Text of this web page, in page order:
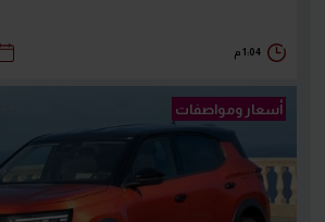
1:04 م
أسعار ومواصفات